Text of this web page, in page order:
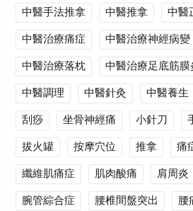
中醫手法推拿 中醫推拿 中醫
中醫治療痛症
中醫治療神經病變
中醫治療落枕
中醫治療足底筋膜
中醫調理
中醫針灸 中醫養生
刮痧
坐骨神經痛 小針刀
拔火罐
按摩穴位 推拿 痛
纖維肌痛症
肌肉酸痛 肩周炎
腕管綜合症
腰椎間盤突出 腰